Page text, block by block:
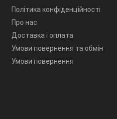
Політика конфіденційності
Про нас
Доставка і оплата
Умови повернення та обмін
Умови повернення